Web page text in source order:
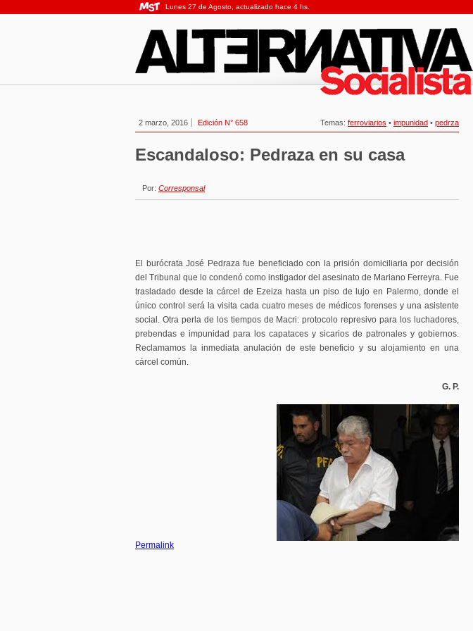
Lunes 27 de Agosto, actualizado hace 4 hs.
2 marzo, 2016 Edición N° 658 Temas: ferroviarios • impunidad • pedrza
Escandaloso: Pedraza en su casa
Por: Corresponsal
El burócrata José Pedraza fue beneficiado con la prisión domiciliaria por decisión
del Tribunal que lo condenó como instigador del asesinato de Mariano Ferreyra. Fue
trasladado desde la cárcel de Ezeiza hasta un piso de lujo en Palermo, donde el
único control será la visita cada cuatro meses de médicos forenses y una asistente
social. Otra perla de los tiempos de Macri: protocolo represivo para los luchadores,
prebendas e impunidad para los capataces y sicarios de patronales y gobiernos.
Reclamamos la inmediata anulación de este beneficio y su alojamiento en una
cárcel común.
G. P.
Permalink